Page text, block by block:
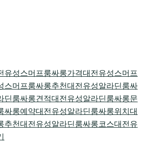
유성스머프룸싸롱가격대전유성스머프
스머프룸싸롱추천대전유성알라딘룸싸
딘룸싸롱견적대전유성알라딘룸싸롱문
싸롱예약대전유성알라딘룸싸롱위치 대
추천대전유성알라딘룸싸롱코스대전유